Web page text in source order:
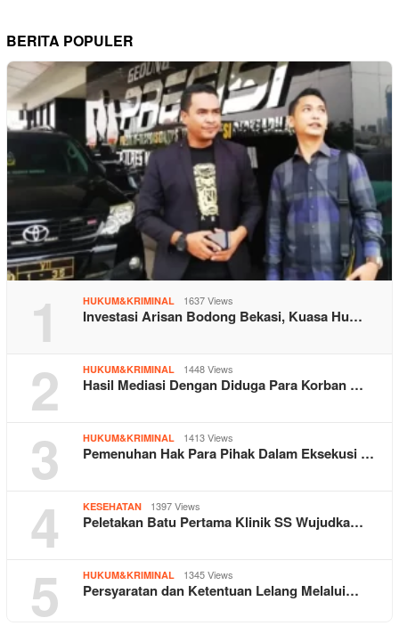
BERITA POPULER
1 HUKUM&KRIMINAL 1637 Views
Investasi Arisan Bodong Bekasi, Kuasa Hu…
2 HUKUM&KRIMINAL 1448 Views
Hasil Mediasi Dengan Diduga Para Korban …
3 HUKUM&KRIMINAL 1413 Views
Pemenuhan Hak Para Pihak Dalam Eksekusi …
4 KESEHATAN 1397 Views
Peletakan Batu Pertama Klinik SS Wujudka…
5 HUKUM&KRIMINAL 1345 Views
Persyaratan dan Ketentuan Lelang Melalui…